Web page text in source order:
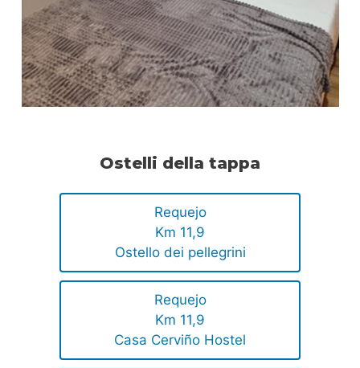
Ostelli della tappa
Requejo
Km 11,9
Ostello dei pellegrini
Requejo
Km 11,9
Casa Cerviño Hostel